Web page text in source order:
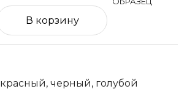
В корзину
красный, черный, голубой